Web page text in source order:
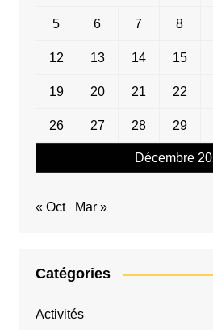
Décembre
5 6 7 8
12 13 14 15
19 20 21 22
26 27 28 29
« Oct Mar »
Catégories
Activités